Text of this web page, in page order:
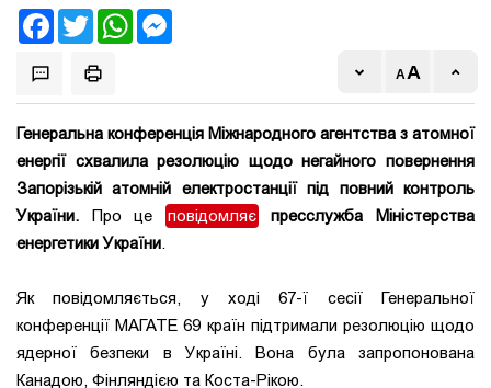
FacebookTwitter WhatsApp
Генеральна конференція Міжнародного агентства з атомної
енергії схвалила резолюцію щодо негайного повернення
Запорізькій атомній електростанції під повний контроль
України. Про це повідомляє
пресслужба Міністерства
енергетики України.
Як повідомляється, у ході 67-ї сесії Генеральної
конференції МАГАТЕ 69 країн підтримали резолюцію щодо
ядерної безпеки в Україні. Вона була запропонована
Канадою, Фінляндією та Коста-Рікою.